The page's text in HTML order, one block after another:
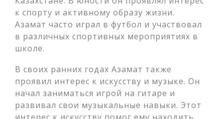
к спорту и активному образу жизни.
Азамат часто играл в футбол и участвовал
в различных спортивных мероприятиях в
школе.
В своих ранних годах Азамат также
проявил интерес к искусству и музыке. Он
начал заниматься игрой на гитаре и
развивал свои музыкальные навыки. Этот